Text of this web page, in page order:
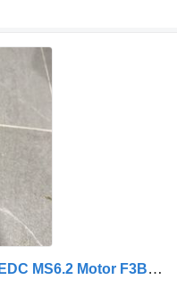
Unitate de control Bosch ECU EDC MS6.2 Motor F3BE0681H 0281001527 pentru camion IVECO Astra